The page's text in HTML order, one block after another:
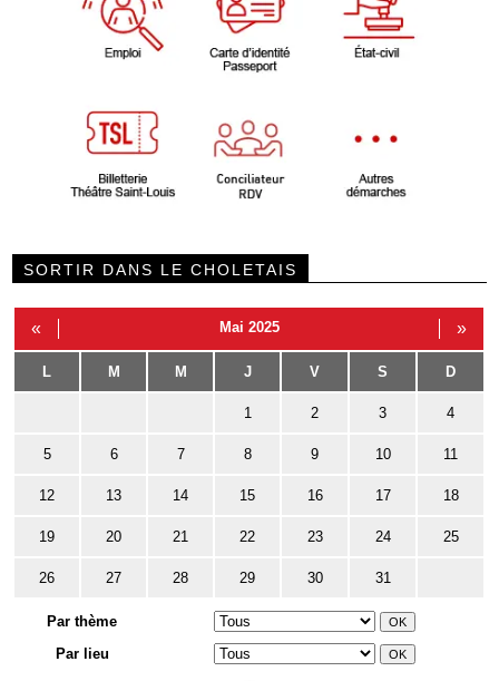
SORTIR DANS LE CHOLETAIS
« Mai 2025 »
L M M J V S D
1 2 3 4
5 6 7 8 9 10 11
12 13 14 15 16 17 18
19 20 21 22 23 24 25
26 27 28 29 30 31
Par thème
Par lieu